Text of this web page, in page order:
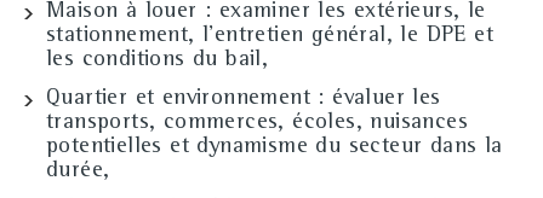
Maison à louer : examiner les extérieurs, le
stationnement, l'entretien général, le DPE et
les conditions du bail,
Quartier et environnement : évaluer les
transports, commerces, écoles, nuisances
potentielles et dynamisme du secteur dans la
durée,